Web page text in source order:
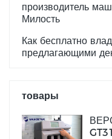
производитель
Милость
Как бесплатно
предлагающими
товары
GT31